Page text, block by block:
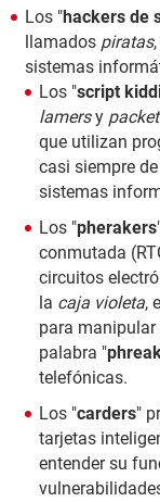
Los "hackers de
llamados piratas
sistemas
Los "script
lamersy
que utilizan
casi siempre
sistemas
Los "pherakers
conmutada
circuitos
la caja violeta,
para
palabra "
telefónicas.
Los "carders"
tarjetas
entender su